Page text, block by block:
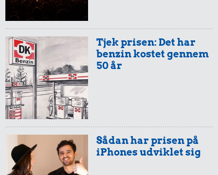
30 kr.
Taxatur,
Hovedbanegården-
200 g smør
1,36 kr.
Tjek prisen: Det har
benzin kostet gennem
50 år
Sådan har prisen på
iPhones udviklet sig